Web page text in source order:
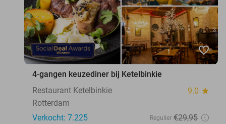
favorite_border
4-gangen keuzediner bij Ketelbinkie
Restaurant Ketelbinkie
9.0 star
Rotterdam
Verkocht: 7.225
Regulier €29,95